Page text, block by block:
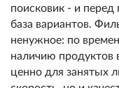
поисковик - и перед
база вариантов.
ненужное: по
наличию продуктов
ценно для занятых